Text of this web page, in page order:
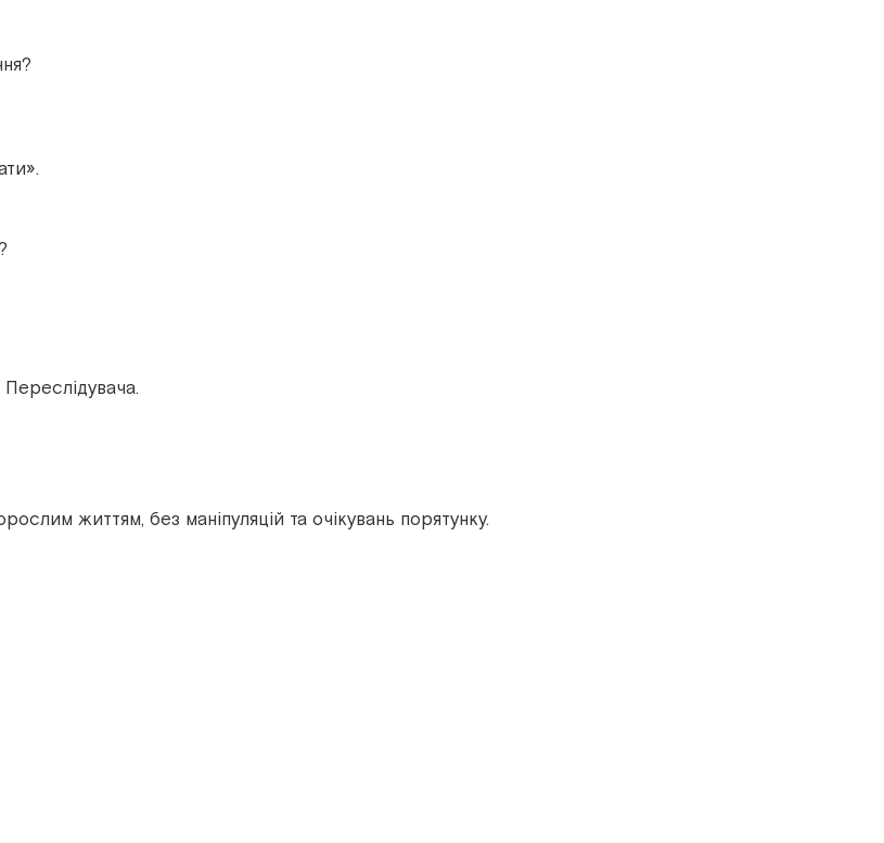
».
життям, без маніпуляцій та очікувань порятунку.